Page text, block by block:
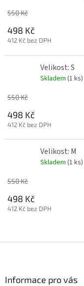
550 Kč
498 Kč
412 Kč bez DPH
Velikost: S
Skladem (1 ks)
550 Kč
498 Kč
412 Kč bez DPH
Velikost: M
Skladem (1 ks)
550 Kč
498 Kč
412 Kč bez DPH
Informace pro vás